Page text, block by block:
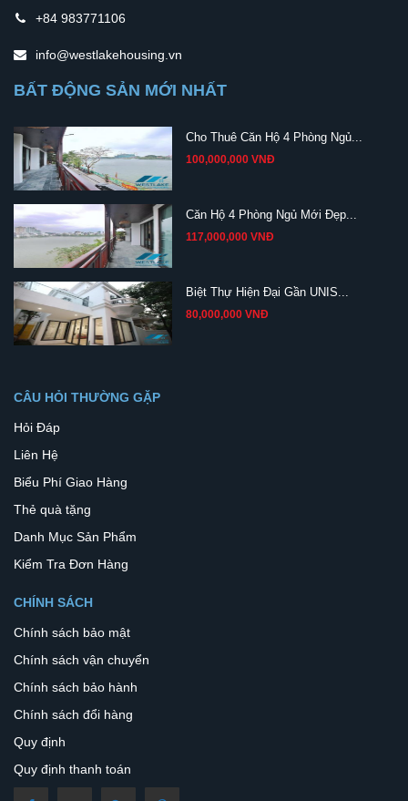
+84 983771106
info@westlakehousing.vn
BẤT ĐỘNG SẢN MỚI NHẤT
Cho Thuê Căn Hộ 4 Phòng Ngủ...
100,000,000 VNĐ
Căn Hộ 4 Phòng Ngủ Mới Đẹp...
117,000,000 VNĐ
Biệt Thự Hiện Đại Gần UNIS...
80,000,000 VNĐ
CÂU HỎI THƯỜNG GẶP
Hỏi Đáp
Liên Hệ
Biểu Phí Giao Hàng
Thẻ quà tặng
Danh Mục Sản Phẩm
Kiểm Tra Đơn Hàng
CHÍNH SÁCH
Chính sách bảo mật
Chính sách vận chuyển
Chính sách bảo hành
Chính sách đổi hàng
Quy định
Quy định thanh toán